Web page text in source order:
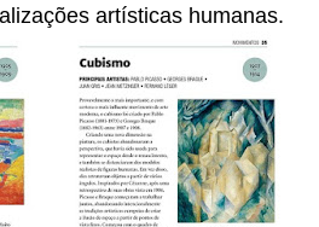
artísticas humanas.